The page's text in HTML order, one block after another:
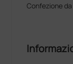
Confezione da